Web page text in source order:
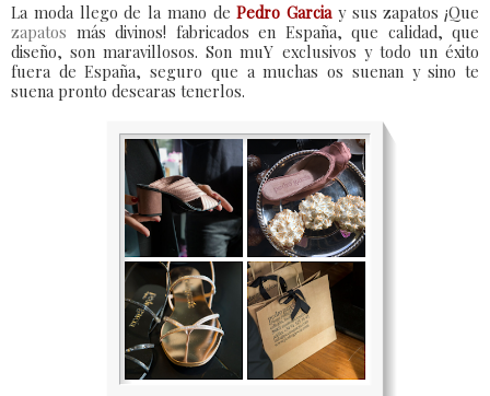
La moda llego de la mano dePedro Garciay sus zapatos ¡Que
zapatos más divinos! fabricados en España, que calidad, que
diseño, son maravillosos. Son muY exclusivos y todo un éxito
fuera de España, seguro que a muchas os suenan y sino te
suena pronto desearas tenerlos.